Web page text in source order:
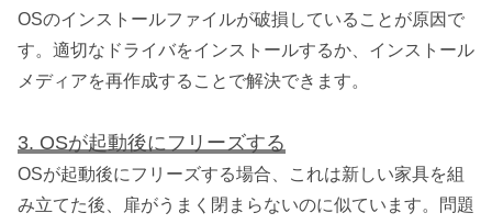
OSのインストールファイルが破損していることが原因で
す。適切なドライバをインストールするか、インストール
メディアを再作成することで解決できます。
3. OSが起動後にフリーズする
OSが起動後にフリーズする場合、これは新しい家具を組
み立てた後、扉がうまく閉まらないのに似ています。問題